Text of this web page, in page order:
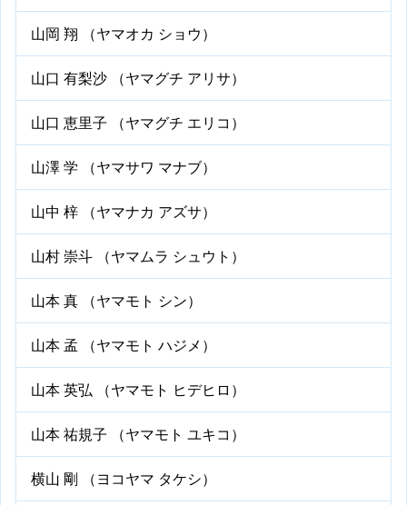
山岡 翔 （ヤマオカ ショウ）
山口 有梨沙 （ヤマグチ アリサ）
山口 恵里子 （ヤマグチ エリコ）
山澤 学 （ヤマサワ マナブ）
山中 梓 （ヤマナカ アズサ）
山村 崇斗 （ヤマムラ シュウト）
山本 真 （ヤマモト シン）
山本 孟 （ヤマモト ハジメ）
山本 英弘 （ヤマモト ヒデヒロ）
山本 祐規子 （ヤマモト ユキコ）
横山 剛 （ヨコヤマ タケシ）